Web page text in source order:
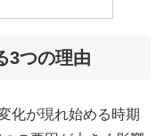
3つの理由
化が現れ始める時期